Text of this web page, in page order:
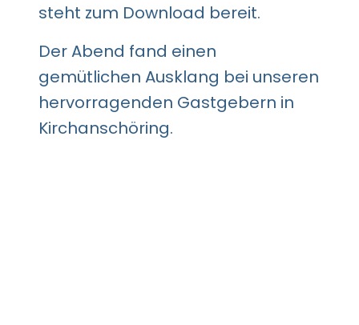
steht zum Download bereit.
Der Abend fand einen
gemütlichen Ausklang bei unseren
hervorragenden Gastgebern in
Kirchanschöring.